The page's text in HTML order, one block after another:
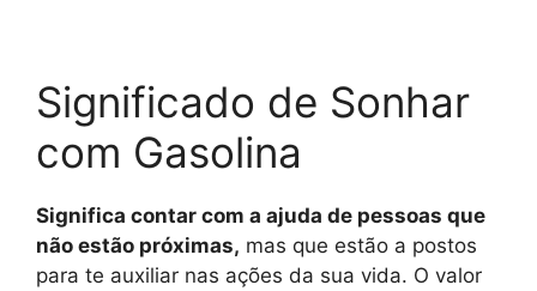
Significado de Sonhar
com Gasolina
Significa contar com a ajuda de pessoas que
não estão próximas, mas que estão a postos
para te auxiliar nas ações da sua vida. O valor